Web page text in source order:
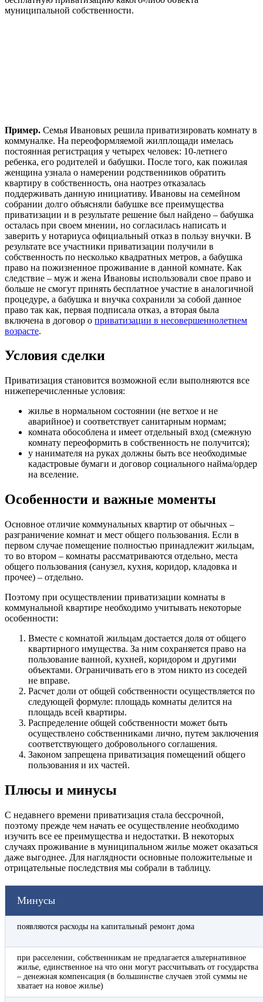
муниципальной собственности.
Пример. Семья Ивановых решила приватизировать комнату в
коммуналке. На переоформляемой жилплощади имелась
постоянная регистрация у четырех человек: 10-летнего
ребенка, его родителей и бабушки. После того, как пожилая
женщина узнала о намерении родственников обратить
квартиру в собственность, она наотрез отказалась
поддерживать данную инициативу. Ивановы на семейном
собрании долго объясняли бабушке все преимущества
приватизации и в результате решение был найдено – бабушка
осталась при своем мнении, но согласилась написать и
заверить у нотариуса официальный отказ в пользу внучки. В
результате все участники приватизации получили в
собственность по несколько квадратных метров, а бабушка
право на пожизненное проживание в данной комнате. Как
следствие – муж и жена Ивановы использовали свое право и
больше не смогут принять бесплатное участие в аналогичной
процедуре, а бабушка и внучка сохранили за собой данное
право так как, первая подписала отказ, а вторая была
включена в договор о приватизации в несовершеннолетнем
возрасте.
Условия сделки
Приватизация становится возможной если выполняются все
нижеперечисленные условия:
жилье в нормальном состоянии (не ветхое и не
аварийное) и соответствует санитарным нормам;
комната обособлена и имеет отдельный вход (смежную
комнату переоформить в собственность не получится);
у нанимателя на руках должны быть все необходимые
кадастровые бумаги и договор социального найма/ордер
на вселение.
Особенности и важные моменты
Основное отличие коммунальных квартир от обычных –
разграничение комнат и мест общего пользования. Если в
первом случае помещение полностью принадлежит жильцам,
то во втором – комнаты рассматриваются отдельно, места
общего пользования (санузел, кухня, коридор, кладовка и
прочее) – отдельно.
Поэтому при осуществлении приватизации комнаты в
коммунальной квартире необходимо учитывать некоторые
особенности:
Вместе с комнатой жильцам достается доля от общего
квартирного имущества. За ним сохраняется право на
пользование ванной, кухней, коридором и другими
объектами. Ограничивать его в этом никто из соседей
не вправе.
Расчет доли от общей собственности осуществляется по
следующей формуле: площадь комнаты делится на
площадь всей квартиры.
Распределение общей собственности может быть
осуществлено собственниками лично, путем заключения
соответствующего добровольного соглашения.
Законом запрещена приватизация помещений общего
пользования и их частей.
Плюсы и минусы
С недавнего времени приватизация стала бессрочной,
поэтому прежде чем начать ее осуществление необходимо
изучить все ее преимущества и недостатки. В некоторых
случаях проживание в муниципальном жилье может оказаться
даже выгоднее. Для наглядности основные положительные и
отрицательные последствия мы собрали в таблицу.
Минусы
появляются расходы на капитальный ремонт дома
при расселении, собственникам не предлагается альтернативное
жилье, единственное на что они могут рассчитывать от государства
– денежная компенсация (в большинстве случаев этой суммы не
хватает на новое жилье)